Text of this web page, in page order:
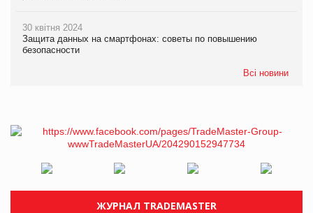
30 квітня 2024
Защита данных на смартфонах: советы по повышению
безопасности
Всі новини
ЖУРНАЛ TRADEMASTER